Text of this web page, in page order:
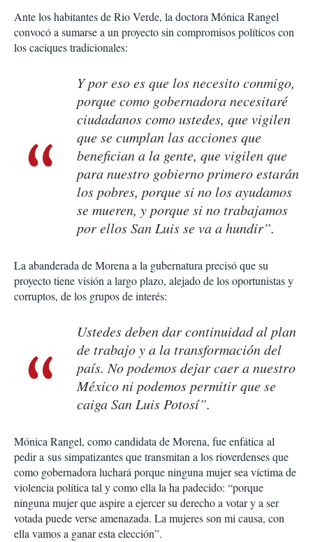
Ante los habitantes de Rio Verde, la doctora Mónica Rangel
convocó a sumarse a un proyecto sin compromisos políticos con
los caciques tradicionales:
Y por eso es que los necesito conmigo,
porque como gobernadora necesitaré
ciudadanos como ustedes, que vigilen
que se cumplan las acciones que
benefician a la gente, que vigilen que
para nuestro gobierno primero estarán
los pobres, porque si no los ayudamos
se mueren, y porque si no trabajamos
por ellos San Luis se va a hundir”.
La abanderada de Morena a la gubernatura precisó que su
proyecto tiene visión a largo plazo, alejado de los oportunistas y
corruptos, de los grupos de interés:
Ustedes deben dar continuidad al plan
de trabajo y a la transformación del
país. No podemos dejar caer a nuestro
México ni podemos permitir que se
caiga San Luis Potosí”.
Mónica Rangel, como candidata de Morena, fue enfática al
pedir a sus simpatizantes que transmitan a los rioverdenses que
como gobernadora luchará porque ninguna mujer sea víctima de
violencia política tal y como ella la ha padecido: “porque
ninguna mujer que aspire a ejercer su derecho a votar y a ser
votada puede verse amenazada. La mujeres son mi causa, con
ella vamos a ganar esta elección”.